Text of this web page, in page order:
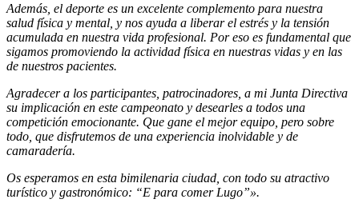
Además, el deporte es un excelente complemento para nuestra
salud física y mental, y nos ayuda a liberar el estrés y la tensión
acumulada en nuestra vida profesional. Por eso es fundamental que
sigamos promoviendo la actividad física en nuestras vidas y en las
de nuestros pacientes.
Agradecer a los participantes, patrocinadores, a mi Junta Directiva
su implicación en este campeonato y desearles a todos una
competición emocionante. Que gane el mejor equipo, pero sobre
todo, que disfrutemos de una experiencia inolvidable y de
camaradería.
Os esperamos en esta bimilenaria ciudad, con todo su atractivo
turístico y gastronómico: “E para comer Lugo”».